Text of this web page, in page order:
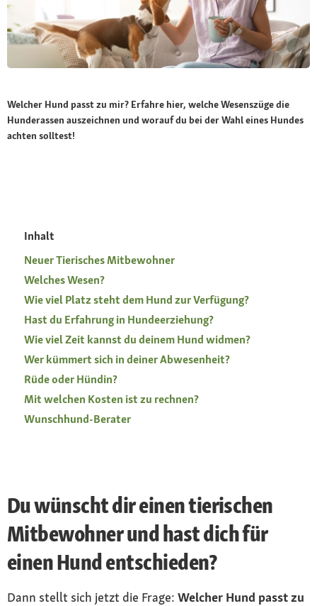
Welcher Hund passt zu mir? Erfahre hier, welche Wesenszüge die
Hunderassen auszeichnen und worauf du bei der Wahl eines Hundes
achten solltest!
Inhalt
Neuer Tierisches Mitbewohner
Welches Wesen?
Wie viel Platz steht dem Hund zur Verfügung?
Hast du Erfahrung in Hundeerziehung?
Wie viel Zeit kannst du deinem Hund widmen?
Wer kümmert sich in deiner Abwesenheit?
Rüde oder Hündin?
Mit welchen Kosten ist zu rechnen?
Wunschhund-Berater
Du wünscht dir einen tierischen
Mitbewohner und hast dich für
einen Hund entschieden?
Dann stellt sich jetzt die Frage: Welcher Hund passt zu